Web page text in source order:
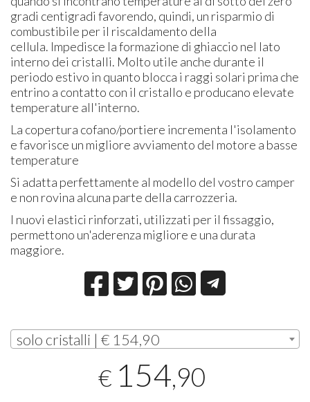
gradi centigradi favorendo, quindi, un risparmio di
combustibile per il riscaldamento della
cellula. Impedisce la formazione di ghiaccio nel lato
interno dei cristalli. Molto utile anche durante il
periodo estivo in quanto blocca i raggi solari prima che
entrino a contatto con il cristallo e producano elevate
temperature all'interno.
La copertura cofano/portiere incrementa l'isolamento
e favorisce un migliore avviamento del motore a basse
temperature
Si adatta perfettamente al modello del vostro camper
e non rovina alcuna parte della carrozzeria.
I nuovi elastici rinforzati, utilizzati per il fissaggio,
permettono un'aderenza migliore e una durata
maggiore.
solo cristalli | € 154,90
€ 154,90